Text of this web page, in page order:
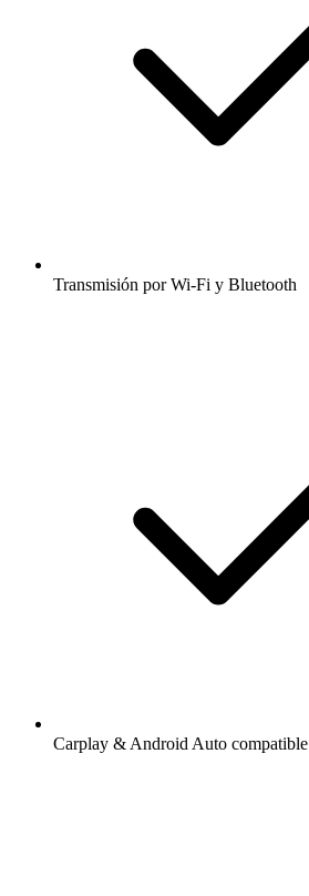
Transmisión por Wi-Fi y Bluetooth
Carplay & Android Auto compatible